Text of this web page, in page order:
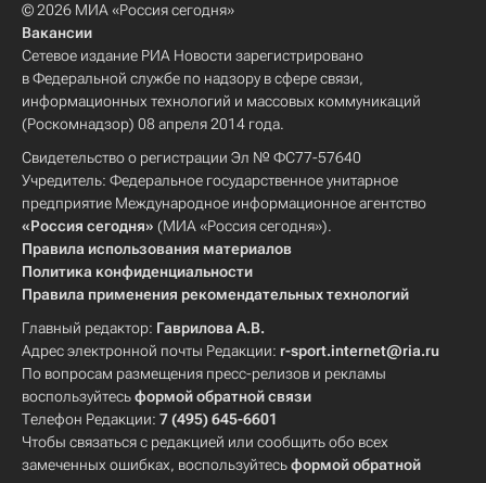
© 2026 МИА «Россия сегодня»
Вакансии
Сетевое издание РИА Новости зарегистрировано
в Федеральной службе по надзору в сфере связи,
информационных технологий и массовых коммуникаций
(Роскомнадзор) 08 апреля 2014 года.
Свидетельство о регистрации Эл № ФС77-57640
Учредитель: Федеральное государственное унитарное
предприятие Международное информационное агентство
«Россия сегодня» (МИА «Россия сегодня»).
Правила использования материалов
Политика конфиденциальности
Правила применения рекомендательных технологий
Главный редактор: Гаврилова А.В.
Адрес электронной почты Редакции: r-sport.internet@ria.ru
По вопросам размещения пресс-релизов и рекламы
воспользуйтесьформой обратной связи
Телефон Редакции: 7 (495) 645-6601
Чтобы связаться с редакцией или сообщить обо всех
замеченных ошибках, воспользуйтесьформой обратной